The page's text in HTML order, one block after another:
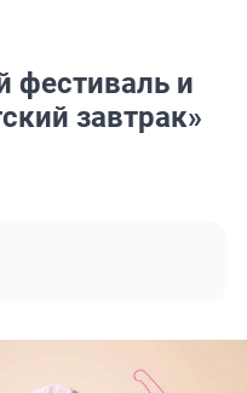
фестиваль и
завтрак»